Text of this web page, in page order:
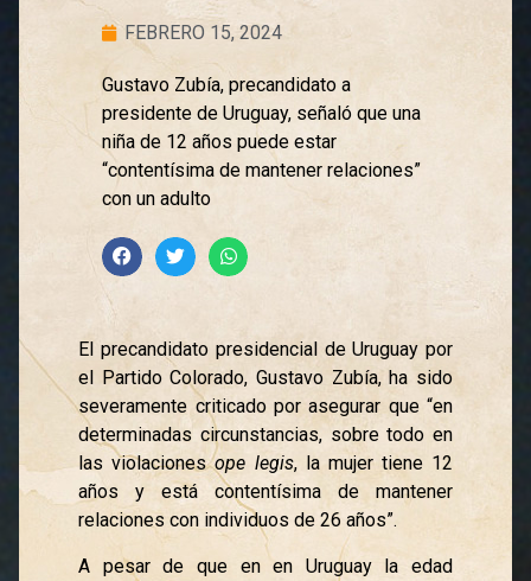
FEBRERO 15, 2024
Gustavo Zubía, precandidato a
presidente de Uruguay, señaló que una
niña de 12 años puede estar
“contentísima de mantener relaciones”
con un adulto
El precandidato presidencial de Uruguay por
el Partido Colorado, Gustavo Zubía, ha sido
severamente criticado por asegurar que “en
determinadas circunstancias, sobre todo en
las violacionesope legis, la mujer tiene 12
años y está contentísima de mantener
relaciones con individuos de 26 años”.
A pesar de que en en Uruguay la edad